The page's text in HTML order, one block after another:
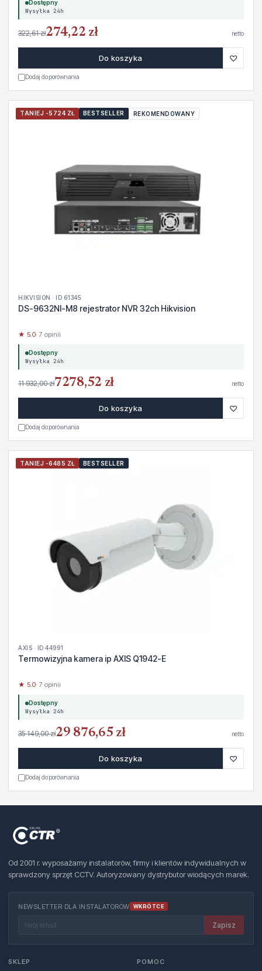
Dostępny
Wysyłka 24h
322,61 zł274,22 zł netto
Do koszyka ♡
Dodaj do porównania
TANIEJ -5724 ZŁ BESTSELLER REKOMENDOWANY
HIKVISION · ID 61345
DS-9632NI-M8 rejestrator NVR 32ch Hikvision
★ 5.0· 7 opinii
Dostępny
Wysyłka 24h
11 932,00 zł7278,52 zł netto
Do koszyka ♡
Dodaj do porównania
TANIEJ -6485 ZŁ BESTSELLER
AXIS · ID 44991
Termowizyjna kamera ip AXIS Q1942-E
★ 5.0· 7 opinii
Dostępny
Wysyłka 24h
35 149,00 zł29 876,65 zł netto
Do koszyka ♡
Dodaj do porównania
Od 2001 r. wyposażamy instalatorów, firmy i klientów indywidualnych w
sprawdzony sprzęt CCTV. Autoryzowany dystrybutor wiodących marek.
NEWSLETTER DLA INSTALATORÓW WKRÓTCE
Zapisz
SKLEP POMOC